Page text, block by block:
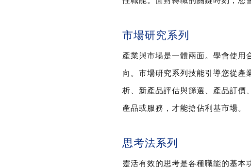
市場研究系列
產業與市場是一體兩面。學會使用
向。市場研究系列技能引導您從產
析、新產品評估與篩選、產品訂價
產品或服務，才能搶佔利基市場。
思考法系列
靈活有效的思考是各種職能的基本